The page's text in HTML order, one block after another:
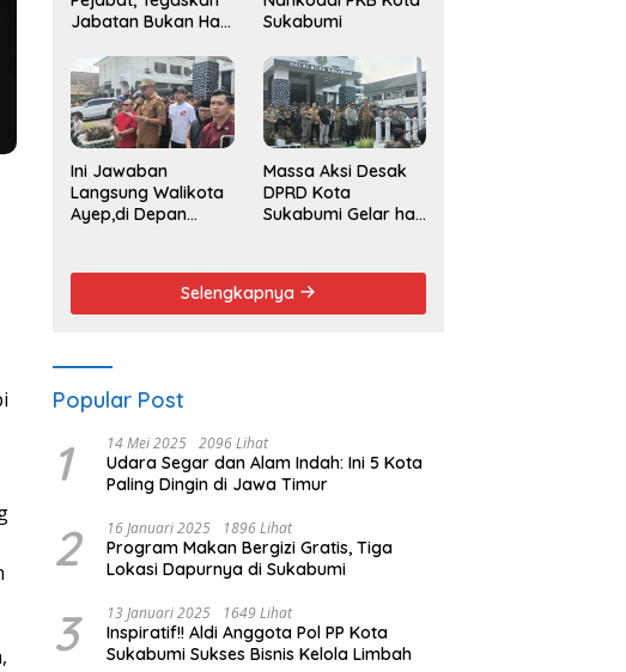
Jabatan Bukan Hak
Sukabumi
Ini Jawaban
Langsung Walikota
Ayep,di Depan
Massa Aksi Desak
DPRD Kota
Sukabumi Gelar hak
Walikota
Selengkapnya
Popular Post
1 14 Mei 2025 2096 Lihat
Udara Segar dan Alam Indah: Ini 5 Kota
Paling Dingin di Jawa Timur
2 16 Januari 2025 1896 Lihat
Program Makan Bergizi Gratis, Tiga
Lokasi Dapurnya di Sukabumi
3 13 Januari 2025 1649 Lihat
Inspiratif!! Aldi Anggota Pol PP Kota
Sukabumi Sukses Bisnis Kelola Limbah